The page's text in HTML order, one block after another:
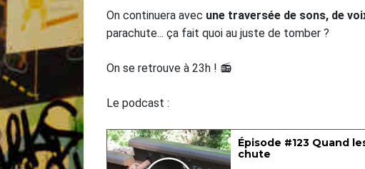
On continuera avec une traversée de sons, de
parachute... ça fait quoi au juste de tomber ?
On se retrouve à 23h ! 📻
Le podcast :